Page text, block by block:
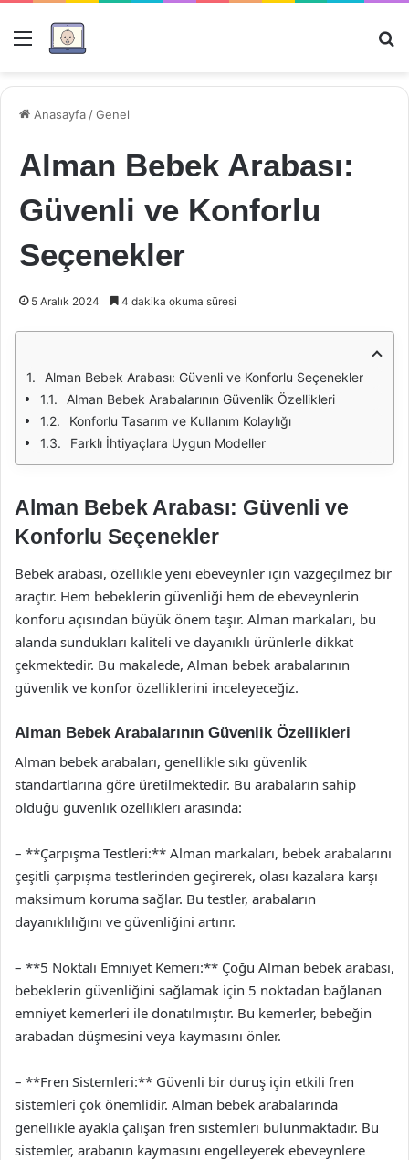
Menü
Anasayfa /Genel
Alman Bebek Arabası:
Güvenli ve Konforlu
Seçenekler
5 Aralık 2024 4 dakika okuma süresi
Alman Bebek Arabası: Güvenli ve Konforlu Seçenekler
Alman Bebek Arabalarının Güvenlik Özellikleri
Konforlu Tasarım ve Kullanım Kolaylığı
Farklı İhtiyaçlara Uygun Modeller
Alman Bebek Arabası: Güvenli ve
Konforlu Seçenekler
Bebek arabası, özellikle yeni ebeveynler için vazgeçilmez bir
araçtır. Hem bebeklerin güvenliği hem de ebeveynlerin
konforu açısından büyük önem taşır. Alman markaları, bu
alanda sundukları kaliteli ve dayanıklı ürünlerle dikkat
çekmektedir. Bu makalede, Alman bebek arabalarının
güvenlik ve konfor özelliklerini inceleyeceğiz.
Alman Bebek Arabalarının Güvenlik Özellikleri
Alman bebek arabaları, genellikle sıkı güvenlik
standartlarına göre üretilmektedir. Bu arabaların sahip
olduğu güvenlik özellikleri arasında:
– **Çarpışma Testleri:** Alman markaları, bebek arabalarını
çeşitli çarpışma testlerinden geçirerek, olası kazalara karşı
maksimum koruma sağlar. Bu testler, arabaların
dayanıklılığını ve güvenliğini artırır.
– **5 Noktalı Emniyet Kemeri:** Çoğu Alman bebek arabası,
bebeklerin güvenliğini sağlamak için 5 noktadan bağlanan
emniyet kemerleri ile donatılmıştır. Bu kemerler, bebeğin
arabadan düşmesini veya kaymasını önler.
– **Fren Sistemleri:** Güvenli bir duruş için etkili fren
sistemleri çok önemlidir. Alman bebek arabalarında
genellikle ayakla çalışan fren sistemleri bulunmaktadır. Bu
sistemler, arabanın kaymasını engelleyerek ebeveynlere